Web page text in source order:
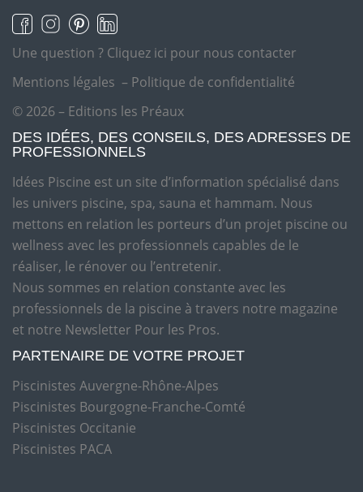
Une question ? Cliquez ici pour nous contacter
Mentions légales – Politique de confidentialité
© 2026 – Editions les Préaux
DES IDÉES, DES CONSEILS, DES ADRESSES DE
PROFESSIONNELS
Idées Piscine est un site d’information spécialisé dans
les univers piscine, spa, sauna et hammam. Nous
mettons en relation les porteurs d’un projet piscine ou
wellness avec les professionnels capables de le
réaliser, le rénover ou l’entretenir.
Nous sommes en relation constante avec les
professionnels de la piscine à travers notre magazine
et notre Newsletter Pour les Pros.
PARTENAIRE DE VOTRE PROJET
Piscinistes Auvergne-Rhône-Alpes
Piscinistes Bourgogne-Franche-Comté
Piscinistes Occitanie
Piscinistes PACA